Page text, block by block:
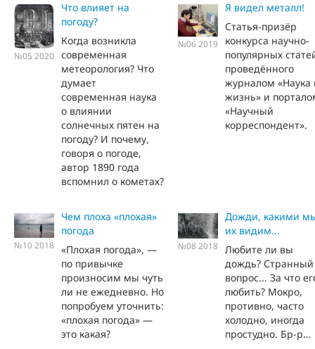
№05 2020
Что влияет на
погоду?
Когда возникла
современная
метеорология? Что
думает
современная наука
о влиянии
солнечных пятен на
погоду? И почему,
говоря о погоде,
автор 1890 года
вспомнил о кометах?
№06 2019
Я видел металл!
Статья-призёр
конкурса научно-
популярных
проведённого
журналом «Наука
жизнь» и
«Научный
корреспондент».
№10 2018
Чем плоха «плохая»
погода
«Плохая погода», —
по привычке
произносим мы чуть
ли не ежедневно. Но
попробуем уточнить:
«плохая погода» —
это какая?
№08 2018
Дожди, какими
их видим...
Любите ли вы
дождь? Странный
вопрос... За что
любить? Мокро,
противно, часто
холодно, иногда
простудно. Бр-р…